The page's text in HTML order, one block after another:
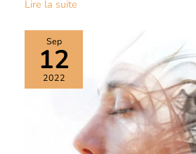
Lire la suite
Sep
12
2022